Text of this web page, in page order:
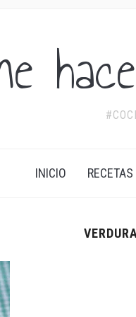
INICIO RECETAS